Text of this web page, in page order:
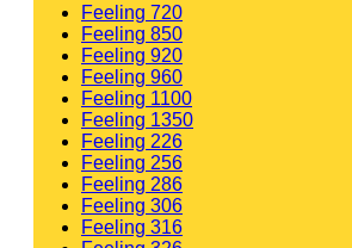
Feeling 720
Feeling 850
Feeling 920
Feeling 960
Feeling 1100
Feeling 1350
Feeling 226
Feeling 256
Feeling 286
Feeling 306
Feeling 316